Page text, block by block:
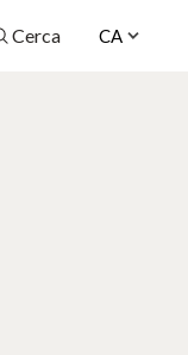
CA
Cerca